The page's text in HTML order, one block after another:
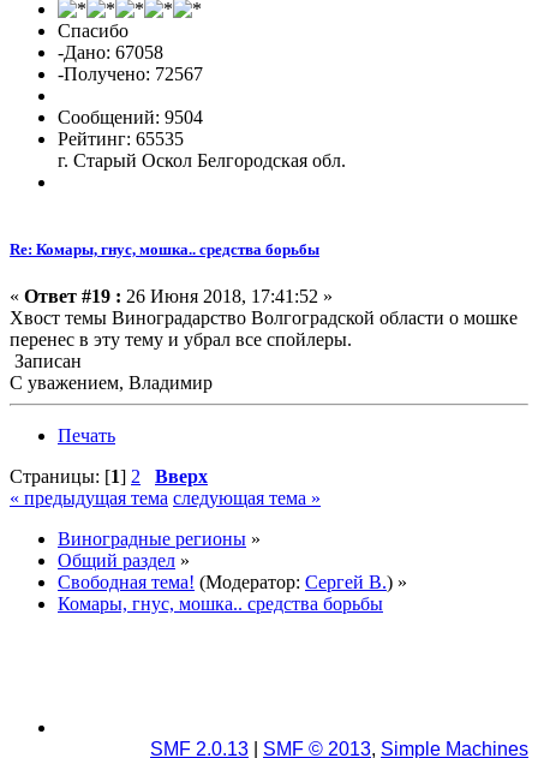
Спасибо
-Дано: 67058
-Получено: 72567
Сообщений: 9504
Рейтинг: 65535
г. Старый Оскол Белгородская обл.
Re: Комары, гнус, мошка.. средства борьбы
« Ответ #19 : 26 Июня 2018, 17:41:52 »
Хвост темы Виноградарство Волгоградской области о мошке
перенес в эту тему и убрал все спойлеры.
Записан
С уважением, Владимир
Печать
Страницы: [1] 2
Вверх
« предыдущая тема следующая тема »
Виноградные регионы »
Общий раздел »
Свободная тема! (Модератор: Сергей В.) »
Комары, гнус, мошка.. средства борьбы
SMF 2.0.13 SMF © 2013, Simple Machines